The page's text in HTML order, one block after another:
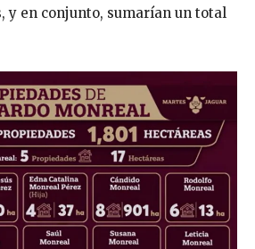
y en conjunto, sumarían un total